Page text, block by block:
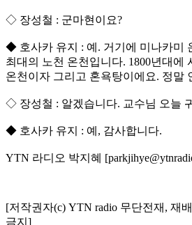
◇ 장성철 : 군마현이요?
◆ 호사카 유지 : 예. 거기에 미나카미
최대의 노천 온천입니다. 1800년대에
온천이자 그리고 혼욕탕이에요. 정말
◇ 장성철 : 알겠습니다. 교수님 오늘
◆ 호사카 유지 : 예, 감사합니다.
YTN 라디오 박지혜
[저작권자(c) YTN radio 무단전재, 재
금지]